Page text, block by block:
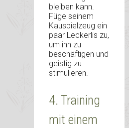
bleiben kann.
Füge seinem
Kauspielzeug ein
paar Leckerlis zu,
um ihn zu
beschäftigen und
geistig zu
stimulieren.
4. Training
mit einem